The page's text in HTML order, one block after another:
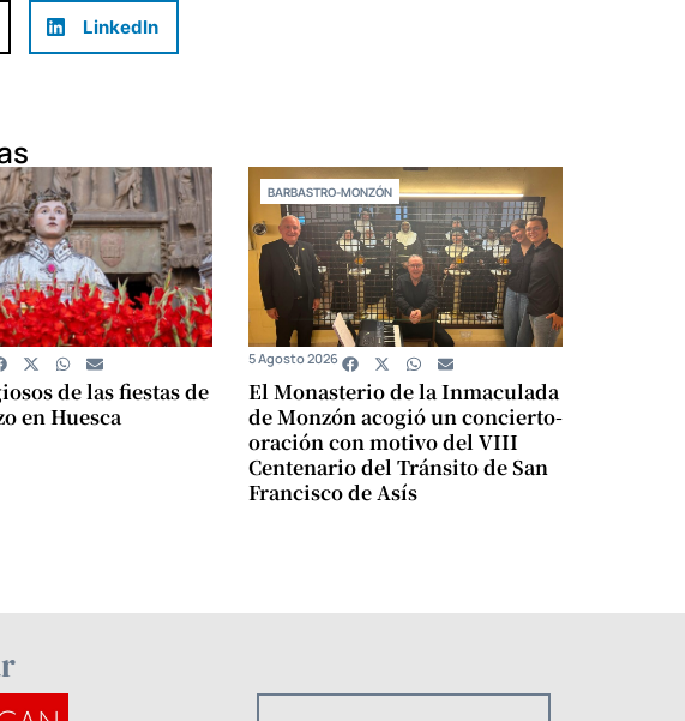
LinkedIn
de las fiestas de
en Huesca
BARBASTRO-MONZÓN
El Monasterio de la Inmaculada
de Monzón acogió un concierto-
oración con motivo del VIII
Centenario del Tránsito de San
Francisco de Asís
5 Agosto 2026